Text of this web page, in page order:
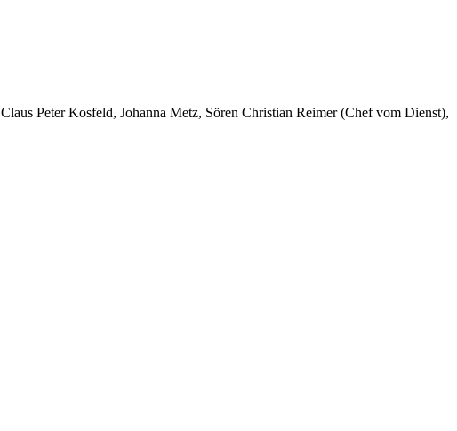
Claus Peter Kosfeld, Johanna Metz, Sören Christian Reimer (Chef vom Dienst),